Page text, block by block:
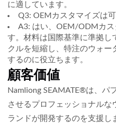
に適しています。
Q3: OEMカスタマイズは
A3: はい、OEM/ODMカス
す。材料は国際基準に準拠し
クルを短縮し、特注のウォ
するのに役立ちます。
顧客価値
Namliong SEAMATE®は、パ
させるプロフェッショナルな
ランドが開発するのを支援し